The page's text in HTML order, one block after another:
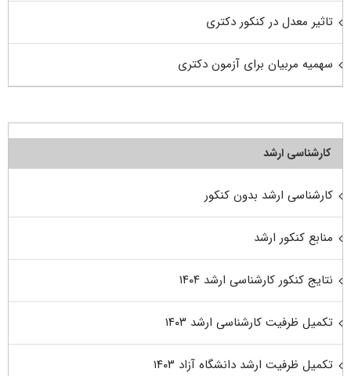
تاثیر معدل در کنکور دکتری
سهمیه مربیان برای آزمون دکتری
کارشناسی ارشد
کارشناسی ارشد بدون کنکور
منابع کنکور ارشد
نتایج کنکور کارشناسی ارشد ۱۴۰۴
تکمیل ظرفیت کارشناسی ارشد ۱۴۰۳
تکمیل ظرفیت ارشد دانشگاه آزاد ۱۴۰۳